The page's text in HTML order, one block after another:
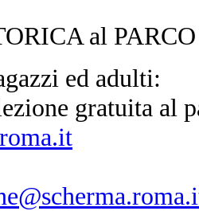
al
ed adulti:
gratuita al